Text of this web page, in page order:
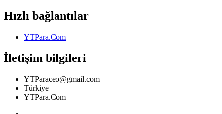
Hızlı bağlantılar
YTPara.Com
İletişim bilgileri
YTParaceo@gmail.com
Türkiye
YTPara.Com